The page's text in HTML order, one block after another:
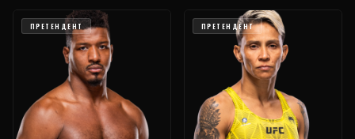
ПРЕТЕНДЕНТ ПРЕТЕНДЕНТ